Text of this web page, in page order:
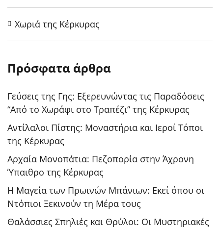
Χωριά της Κέρκυρας
Πρόσφατα άρθρα
Γεύσεις της Γης: Εξερευνώντας τις Παραδόσεις
“Από το Χωράφι στο Τραπέζι” της Κέρκυρας
Αντίλαλοι Πίστης: Μοναστήρια και Ιεροί Τόποι
της Κέρκυρας
Αρχαία Μονοπάτια: Πεζοπορία στην Άχρονη
Ύπαιθρο της Κέρκυρας
Η Μαγεία των Πρωινών Μπάνιων: Εκεί όπου οι
Ντόπιοι Ξεκινούν τη Μέρα τους
Θαλάσσιες Σπηλιές και Θρύλοι: Οι Μυστηριακές